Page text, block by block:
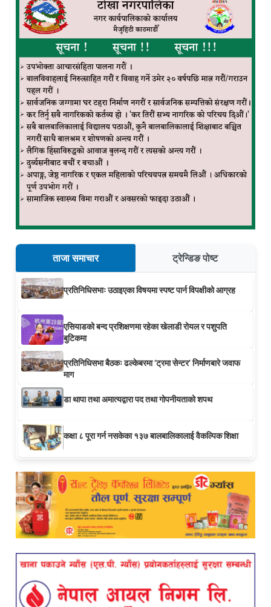
ताजा समाचार ट्रेन्डिङ पोष्ट
प्रतिनिधिसभाः उठाइएका विषयमा स्पष्ट पार्न विपक्षीको आग्रह
एसियाडको बन्द प्रशिक्षणमा रहेका खेलाडी रोयल र पशुपति
बुटिकमा
प्रतिनिधिसभा बैठकः ढल्केबरमा ‘ट्रमा सेन्टर’ निर्माणबारे जवाफ
माग
डा थापा तथा अमात्यद्वारा पद तथा गोपनीयताको शपथ
कक्षा ८ पूरा गर्न नसकेका १३७ बालबालिकालाई वैकल्पिक शिक्षा